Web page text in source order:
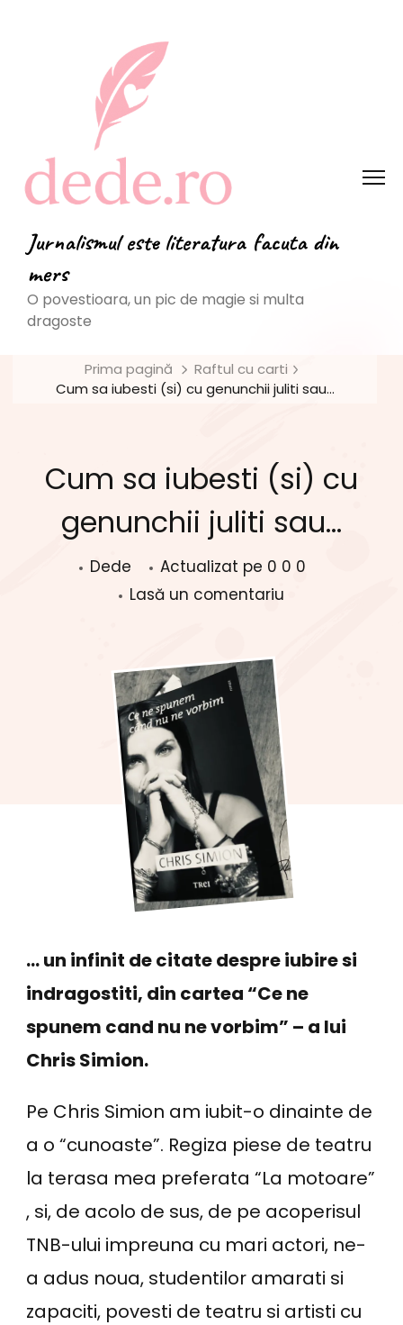
Jurnalismul este literatura facuta din
mers
O povestioara, un pic de magie si multa
dragoste
Prima pagină
Raftul cu carti
Cum sa iubesti (si) cu genunchii juliti sau…
Cum sa iubesti (si) cu
genunchii juliti sau…
Dede Actualizat pe 0 0 0
Lasă un comentariu
juliti
sau…
… un infinit de citate despre iubire si
indragostiti, din cartea “Ce ne
spunem cand nu ne vorbim” – a lui
Chris Simion.
Pe Chris Simion am iubit-o dinainte de
a o “cunoaste”. Regiza piese de teatru
la terasa mea preferata “La motoare”
, si, de acolo de sus, de pe acoperisul
TNB-ului impreuna cu mari actori, ne-
a adus noua, studentilor amarati si
zapaciti, povesti de teatru si artisti cu